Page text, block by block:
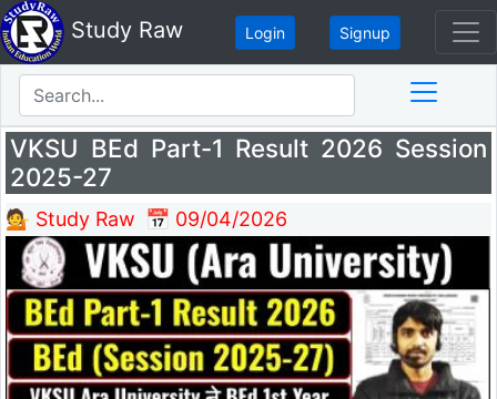
Study Raw Login Signup
VKSU BEd Part-1 Result 2026 Session
2025-27
💁 Study Raw 📅 09/04/2026